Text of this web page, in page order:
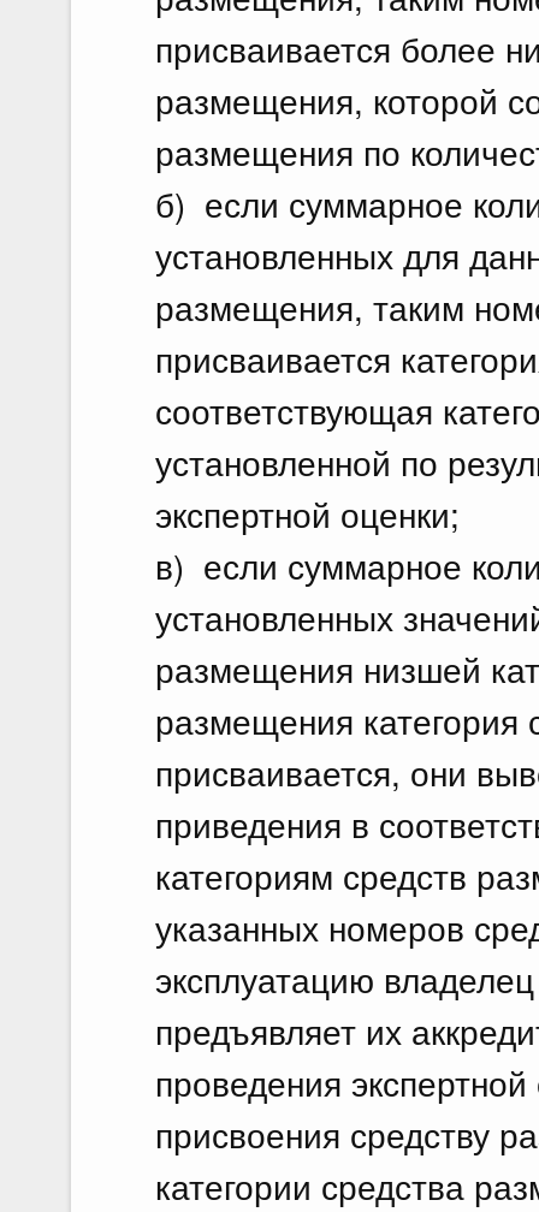
присваивается более
размещения, которой
размещения по
б) если суммарное
установленных для
размещения, таким
присваивается
соответствующая
установленной по
экспертной оценки;
в) если суммарное
установленных
размещения низшей
размещения
присваивается, они
приведения в
категориям средств
указанных номеров
эксплуатацию
предъявляет их
проведения
присвоения средству
категории средства